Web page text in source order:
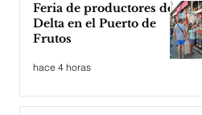
Feria de productores del
Delta en el Puerto de
Frutos
hace 4 horas